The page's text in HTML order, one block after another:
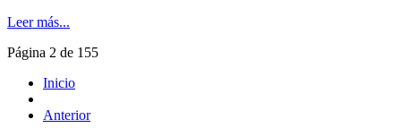
Leer más...
Página 2 de 155
Inicio
Anterior